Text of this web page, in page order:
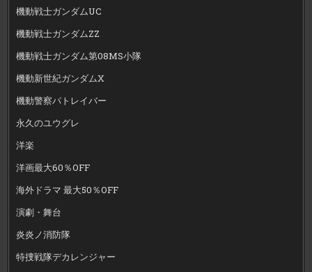
機動戦士ガンダムUC
機動戦士ガンダムZZ
機動戦士ガンダム第08MS小隊
機動新世紀ガンダムX
機動警察パトレイバー
永久のユウグレ
洋楽
洋画最大60％OFF
海外ドラマ 最大50％OFF
演劇・舞台
炎炎ノ消防隊
特捜戦隊デカレンジャー